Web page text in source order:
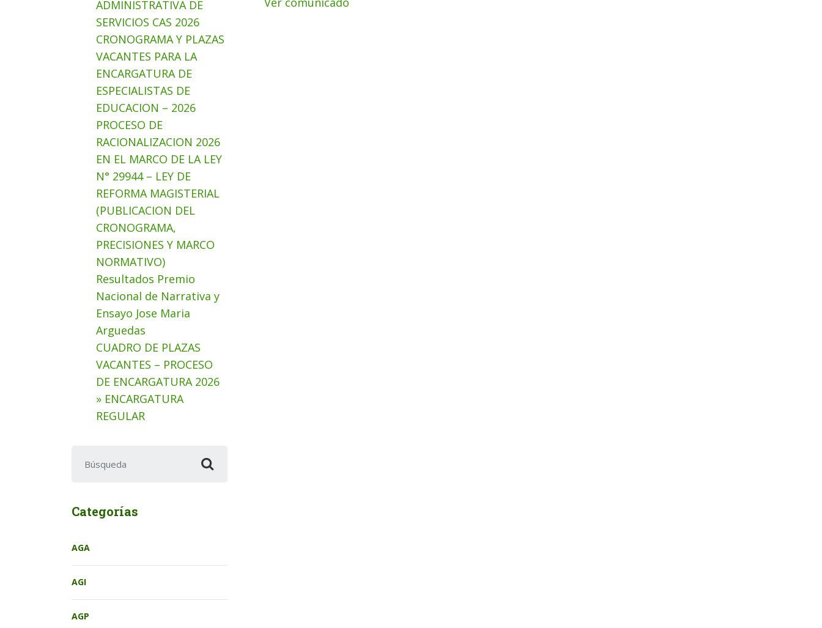
ADMINISTRATIVA DE
SERVICIOS CAS 2026
CRONOGRAMA Y PLAZAS
VACANTES PARA LA
ENCARGATURA DE
ESPECIALISTAS DE
EDUCACION – 2026
PROCESO DE
RACIONALIZACION 2026
EN EL MARCO DE LA LEY
N° 29944 – LEY DE
REFORMA MAGISTERIAL
(PUBLICACION DEL
CRONOGRAMA,
PRECISIONES Y MARCO
NORMATIVO)
Resultados Premio
Nacional de Narrativa y
Ensayo Jose Maria
Arguedas
CUADRO DE PLAZAS
VACANTES – PROCESO
DE ENCARGATURA 2026
» ENCARGATURA
REGULAR
Categorías
AGA
AGI
AGP